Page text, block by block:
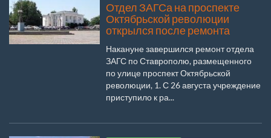
Отдел ЗАГСа на проспекте
Октябрьской революции
открылся после ремонта
Накануне завершился ремонт отдела
ЗАГС по Ставрополю, размещенного
по улице проспект Октябрьской
революции, 1. С 26 августа учреждение
приступило к ра...